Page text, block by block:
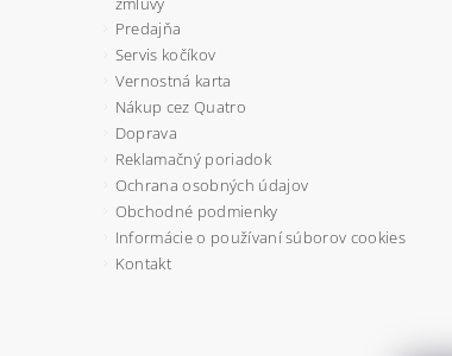
Predajňa
Servis kočíkov
Vernostná karta
Nákup cez Quatro
Doprava
Reklamačný poriadok
Ochrana osobných údajov
Obchodné podmienky
Informácie o používaní súborov cookies
Kontakt